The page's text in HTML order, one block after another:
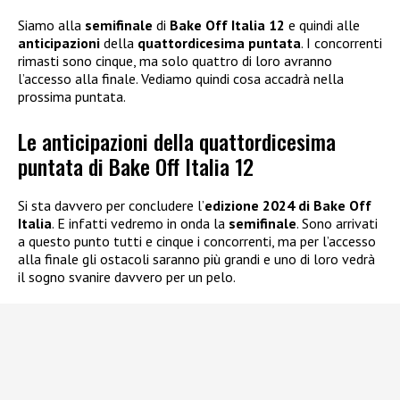
Siamo alla semifinale di Bake Off Italia 12 e quindi alle
anticipazioni della quattordicesima puntata. I concorrenti
rimasti sono cinque, ma solo quattro di loro avranno
l’accesso alla finale. Vediamo quindi cosa accadrà nella
prossima puntata.
Le anticipazioni della quattordicesima
puntata di Bake Off Italia 12
Si sta davvero per concludere l’edizione 2024 di Bake Off
Italia. E infatti vedremo in onda la semifinale. Sono arrivati
a questo punto tutti e cinque i concorrenti, ma per l’accesso
alla finale gli ostacoli saranno più grandi e uno di loro vedrà
il sogno svanire davvero per un pelo.